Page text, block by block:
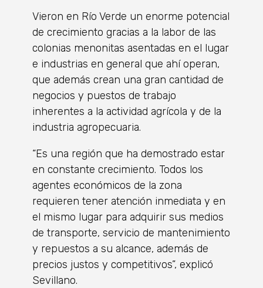
Vieron en Río Verde un enorme potencial
de crecimiento gracias a la labor de las
colonias menonitas asentadas en el lugar
e industrias en general que ahí operan,
que además crean una gran cantidad de
negocios y puestos de trabajo
inherentes a la actividad agrícola y de la
industria agropecuaria.
“Es una región que ha demostrado estar
en constante crecimiento. Todos los
agentes económicos de la zona
requieren tener atención inmediata y en
el mismo lugar para adquirir sus medios
de transporte, servicio de mantenimiento
y repuestos a su alcance, además de
precios justos y competitivos”, explicó
Sevillano.